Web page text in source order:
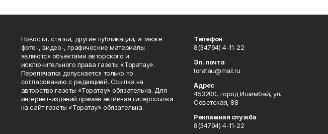
Новости, статьи, другие публикации, а также
фото-, видео-, графические материалы
являются объектами авторского и
исключительного права газеты «Торатау».
Перепечатка допускается только по
согласованию с редакцией. Ссылка на
авторство газеты «Торатау» обязательна. Для
интернет-изданий прямая активная гиперссылка
на сайт газеты «Торатау» обязательна.
Телефон
8(34794) 4-11-22
Эл. почта
toratau@mail.ru
Адрес
453200, город Ишимбай, ул.
Советская, 88
Рекламная служба
8(34794) 4-11-22